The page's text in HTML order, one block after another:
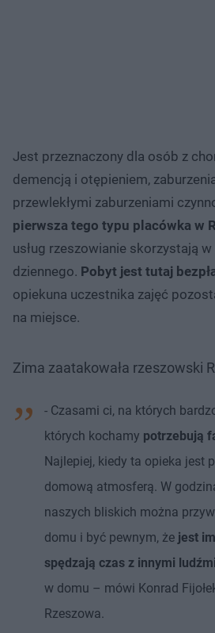
Jest przeznaczony dla osób z
demencją i otępieniem,
przewlekłymi zaburzeniami
pierwsza tego typu placówka w
usług rzeszowianie skorzystają
dziennego. Pobyt jest tutaj
opiekuna uczestnika zajęć
na miejsce.
Zima zaatakowała rzeszowski
- Czasami ci, na których
których kochamy potrzebują
Najlepiej, kiedy ta opieka jest
domową atmosferą. W
naszych bliskich można
domu i być pewnym, że jest
spędzają czas z innymi ludźmi
w domu – mówi Konrad
Rzeszowa.